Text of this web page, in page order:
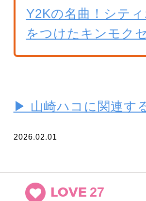
Y2Kの名曲！シテ
をつけたキンモク
▶ 山崎ハコに関連す
2026.02.01
LOVE 27